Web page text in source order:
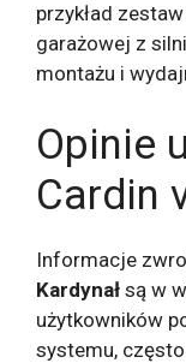
przykład
garażowej z
montażu i
Opinie
Cardin
Informacje
Kardynał są w
użytkowników
systemu,